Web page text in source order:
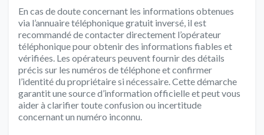
En cas de doute concernant les informations obtenues
via l’annuaire téléphonique gratuit inversé, il est
recommandé de contacter directement l’opérateur
téléphonique pour obtenir des informations fiables et
vérifiées. Les opérateurs peuvent fournir des détails
précis sur les numéros de téléphone et confirmer
l’identité du propriétaire si nécessaire. Cette démarche
garantit une source d’information officielle et peut vous
aider à clarifier toute confusion ou incertitude
concernant un numéro inconnu.